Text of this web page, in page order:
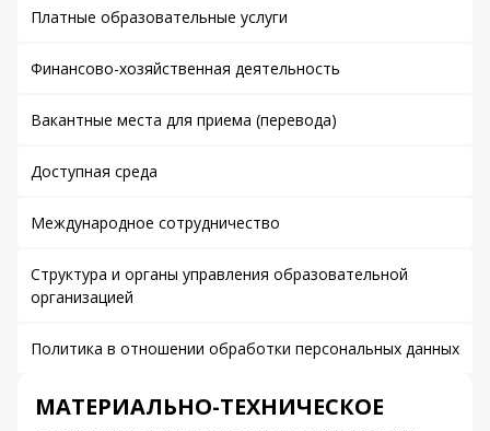
Платные образовательные услуги
Финансово-хозяйственная деятельность
Вакантные места для приема (перевода)
Доступная среда
Международное сотрудничество
Структура и органы управления образовательной
организацией
Политика в отношении обработки персональных данных
МАТЕРИАЛЬНО-ТЕХНИЧЕСКОЕ